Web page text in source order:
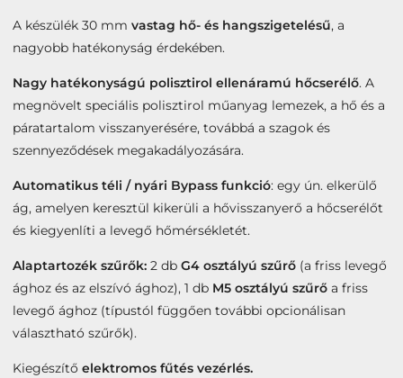
A készülék 30 mm vastag hő- és hangszigetelésű, a
nagyobb hatékonyság érdekében.
Nagy hatékonyságú polisztirol ellenáramú hőcserélő. A
megnövelt speciális polisztirol műanyag lemezek, a hő és a
páratartalom visszanyerésére, továbbá a szagok és
szennyeződések megakadályozására.
Automatikus téli / nyári Bypass funkció: egy ún. elkerülő
ág, amelyen keresztül kikerüli a hővisszanyerő a hőcserélőt
és kiegyenlíti a levegő hőmérsékletét.
Alaptartozék szűrők: 2 db G4 osztályú szűrő (a friss levegő
ághoz és az elszívó ághoz), 1 db M5 osztályú szűrő a friss
levegő ághoz (típustól függően további opcionálisan
választható szűrők).
Kiegészítő elektromos fűtés vezérlés.